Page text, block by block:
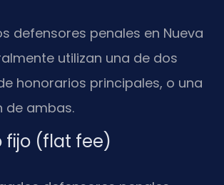
defensores penales en Nueva
utilizan una de dos
honorarios principales, o una
de ambas.
fijo (flat fee)